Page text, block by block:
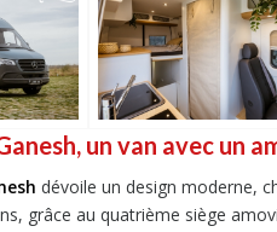
un van avec un
dévoile un design moderne,
grâce au quatrième siège